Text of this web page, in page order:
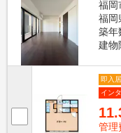
福岡
福岡
築年
建物
即入居
イン
管理